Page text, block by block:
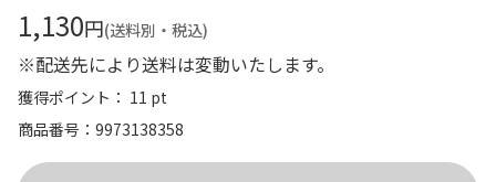
1,130円(送料別・税込)
※配送先により送料は変動いたします。
獲得ポイント： 11 pt
商品番号
9973138358